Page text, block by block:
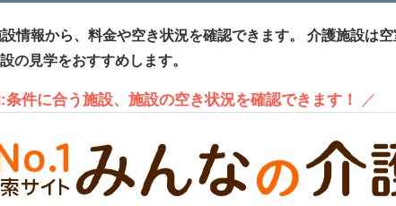
情報から、料金や空き状況を確認できます。
介護施設は
の見学をおすすめします。
条件に合う施設、施設の空き状況を確認できます！ ／